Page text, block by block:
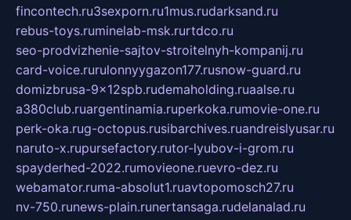
fincontech.ru3sexporn.ru1mus.rudarksand.ru
rebus-toys.ruminelab-msk.rurtdco.ru
seo-prodvizhenie-sajtov-stroitelnyh-kompanij.ru
card-voice.rurulonnyygazon177.rusnow-guard.ru
domizbrusa-9x12spb.rudemaholding.ruaalse.ru
a380club.ruargentinamia.ruperkoka.rumovie-one.ru
perk-oka.rug-octopus.rusibarchives.ruandreislyusar.ru
naruto-x.rupursefactory.rutor-lyubov-i-grom.ru
spayderhed-2022.rumovieone.ruevro-dez.ru
webamator.ruma-absolut1.ruavtopomosch27.ru
nv-750.runews-plain.runertansaga.rudelanalad.ru